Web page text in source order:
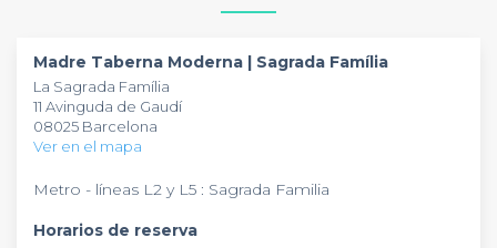
negocios, cumpleaños o veladas entre amigos. El
ambiente a la vez relajado y sofisticado.
Madre Taberna Moderna | Sagrada Família
La Sagrada Família
11 Avinguda de Gaudí
08025 Barcelona
Ver en el mapa
Metro - líneas L2 y L5 : Sagrada Familia
Horarios de reserva